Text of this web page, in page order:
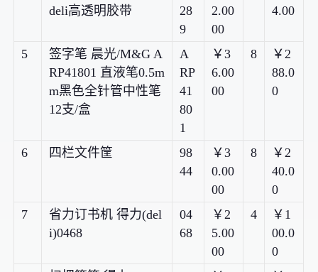
deli高透明胶带
28
9
2.00
00
4.00
5
签字笔 晨光/M&G A
RP41801 直液笔0.5m
m黑色全针管中性笔
12支/盒
A
RP
41
80
1
￥3
6.00
00
8
￥2
88.0
0
6 四栏文件筐
98
44
￥3
0.00
00
8
￥2
40.0
0
7
省力订书机 得力(del
i)0468
04
68
￥2
5.00
00
4
￥1
00.0
0